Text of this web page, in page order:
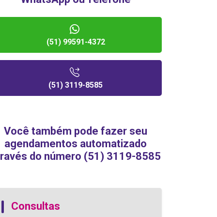
(51) 99591-4372
(51) 3119-8585
Você também pode fazer seu
agendamentos automatizado
do número (51) 3119-8585
Consultas